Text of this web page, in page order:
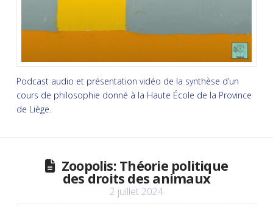
Podcast audio et présentation vidéo de la synthèse d’un
cours de philosophie donné à la Haute École de la Province
de Liège.
Zoopolis: Théorie politique
des droits des animaux
2 juillet 2024